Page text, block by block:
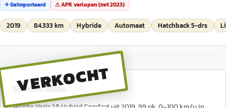
✈ Geïmporteerd ⚠ APK verlopen (mrt 2023)
2019 84.333 km Hybride Automaat Hatchback 5-drs
VERKOCHT
Specificaties